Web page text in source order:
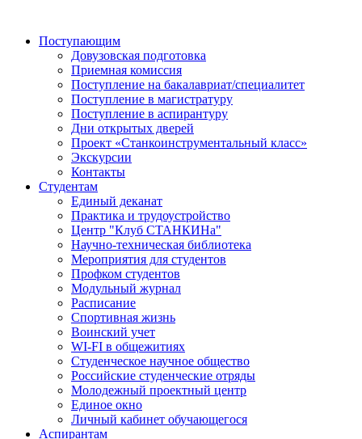
Поступающим
Довузовская подготовка
Приемная комиссия
Поступление на бакалавриат/специалитет
Поступление в магистратуру
Поступление в аспирантуру
Дни открытых дверей
Проект «Станкоинструментальный класс»
Экскурсии
Контакты
Студентам
Единый деканат
Практика и трудоустройство
Центр "Клуб СТАНКИНа"
Научно-техническая библиотека
Мероприятия для студентов
Профком студентов
Модульный журнал
Расписание
Спортивная жизнь
Воинский учет
WI-FI в общежитиях
Студенческое научное общество
Российские студенческие отряды
Молодежный проектный центр
Единое окно
Личный кабинет обучающегося
Аспирантам